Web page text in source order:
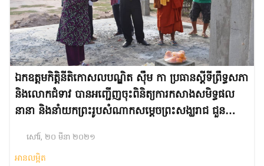
ឯកឧត្តមកិត្តិនីតិកោសលបណ្ឌិត ស៊ឹម កា ប្រធានស្តីទីព្រឹទ្ធសភា
និងលោកជំទាវ បានអញ្ជើញចុះពិនិត្យការកសាងសមិទ្ធផល
នានា និងនាំយកព្រះរូបសំណាកសម្តេចព្រះសង្ឃរាជ ជួន
ណាត មកកំកល់ទុកនៅវត្តទេពនិមិ្មត ហៅវត្តអញ្ចាញ ដែល
ស្ថិតនៅឃុំក្របៅ ស្រុកកំចាយមារ ខេត្តព្រៃវែង
សៅរ៍, ២០ មីនា ២០២១
អានលម្អិត